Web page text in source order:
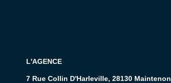
L'AGENCE
7 Rue Collin D'Harleville, 28130 Maintenon